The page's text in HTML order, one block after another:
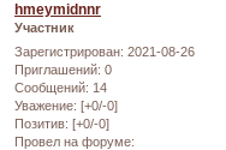
hmeymidnnr
Участник
Зарегистрирован: 2021-08-26
Приглашений: 0
Сообщений: 14
Уважение: [+0/-0]
Позитив: [+0/-0]
Провел на форуме: